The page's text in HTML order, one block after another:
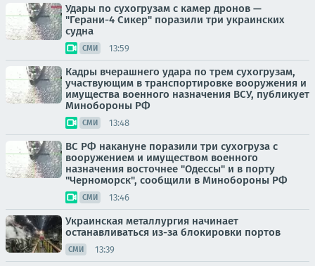
Удары по сухогрузам с камер дронов —
"Герани-4 Сикер" поразили три украинских
судна
СМИ 13:59
Кадры вчерашнего удара по трем сухогрузам,
участвующим в транспортировке вооружения и
имущества военного назначения ВСУ, публикует
Минобороны РФ
СМИ 13:48
ВС РФ накануне поразили три сухогруза с
вооружением и имуществом военного
назначения восточнее "Одессы" и в порту
"Черноморск", сообщили в Минобороны РФ
СМИ 13:46
Украинская металлургия начинает
останавливаться из-за блокировки портов
СМИ 13:39